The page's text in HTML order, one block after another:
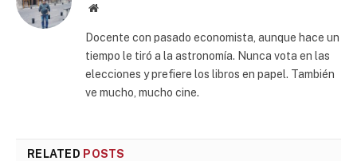
Website
Docente con pasado economista, aunque hace un
tiempo le tiró a la astronomía. Nunca vota en las
elecciones y prefiere los libros en papel. También
ve mucho, mucho cine.
RELATED POSTS